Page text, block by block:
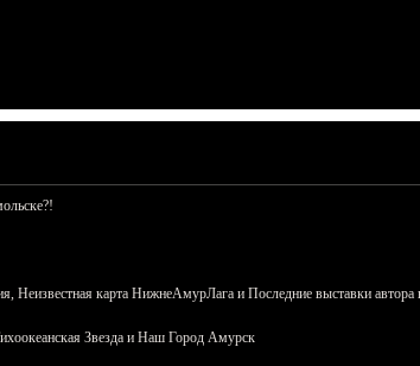
Неизвестная карта НижнеАмурЛага и Последние выставки
Звезда и Наш Город Амурск